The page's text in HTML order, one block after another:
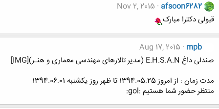
afsoon6282
Nov 2, 2015
قبولی دکترا مبارک
mpb
Aug 17, 2015
صندلی داغ E.H.S.A.N (مدیر تالارهای مهندسی معماری و هنـر)[IMG]
مدت زمان : از امروز 1394.05.25 تا ظهر روز یکشنبه 1394.06.01
منتظر حضور شما هستیم :gol: